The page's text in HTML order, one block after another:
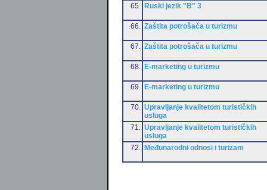
65. Ruski jezik "B" 3
66. Zaštita potrošača u turizmu
67. Zaštita potrošača u turizmu
68. E-marketing u turizmu
69. E-marketing u turizmu
70.
Upravljanje kvalitetom turističkih
usluga
71.
Upravljanje kvalitetom turističkih
usluga
72.
Međunarodni odnosi i turizam